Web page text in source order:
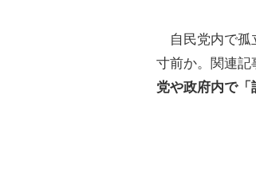
自民党内で孤
寸前か。関連記
党や政府内で「